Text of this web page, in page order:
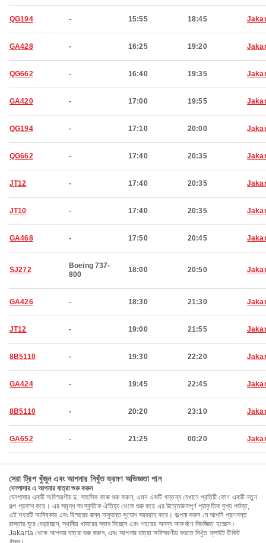
QG194 - 15:55 18:45
GA428 - 16:25 19:20
QG662 - 16:40 19:35
GA420 - 17:00 19:55
QG194 - 17:10 20:00
QG662 - 17:40 20:35
JT12 - 17:40 20:35
JT10 - 17:40 20:35
GA468 - 17:50 20:45
SJ272
Boeing 737-
800
18:00 20:50
GA426 - 18:30 21:30
JT12 - 19:00 21:55
8B5110 - 19:30 22:20
GA424 - 19:45 22:45
8B5110 - 20:20 23:10
GA652 - 21:25 00:20
সেরা ট্রিপ খুঁজুন এবং আপনার নিখুঁত ভ্রমণ অভিজ্ঞতা পান
দেনপাসার এ আপনার যাত্রা শুরু করুন
দেনপাসার একটি অবিস্মরণীয় দু: সাহসিক কাজ শুরু করুন, এমন একটি গন্তব্য যেখানে প্রতিটি কোণ একটি নতুন
গল্প প্রকাশ করে। এর সমৃদ্ধ সাংস্কৃতিক ঐতিহ্য থেকে শুরু করে এর উত্তেজনাপূর্ণ প্রাকৃতিক দৃশ্য পর্যন্ত,
এই শহরটি আবিষ্কার এবং বিস্ময়ের জন্য অফুরন্ত সুযোগ সরবরাহ করে। কল্পনা করুন যে আপনি প্রাণবন্ত
রাস্তায় ঘুরে বেড়াচ্ছেন, স্থানীয় খাবারের স্বাদ নিচ্ছেন এবং শহরের অনন্য আকর্ষণে নিমজ্জিত হচ্ছেন।
Jakarta থেকে আপনার যাত্রা শুরু করুন, এবং আপনার যাত্রা অবিস্মরণীয় করতে নিখুঁত ফ্লাইট টিকিট